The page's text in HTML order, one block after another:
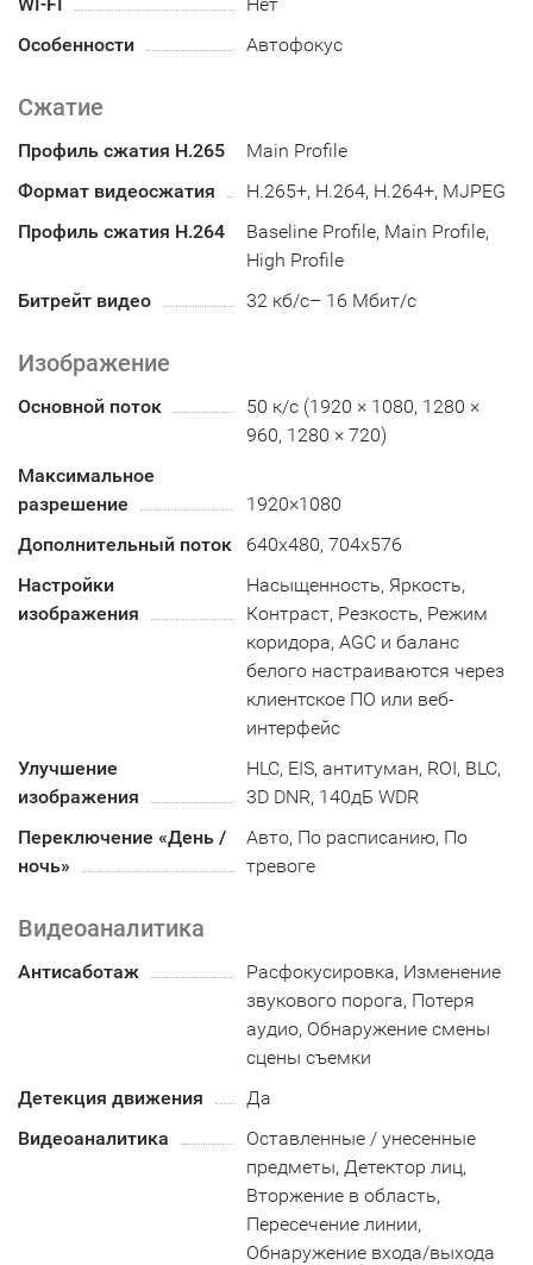
Особенности
Автофокус
Сжатие
Профиль сжатия H.265
Main Profile
Формат видеосжатия
H.265+, H.264, H.264+, MJPEG
Профиль сжатия H.264
Baseline Profile, Main Profile,
High Profile
Битрейт видео
32 кб/с– 16 Мбит/с
Изображение
Основной поток
50 к/с (1920 × 1080, 1280 ×
960, 1280 × 720)
Максимальное
разрешение
1920×1080
Дополнительный поток
640x480, 704x576
Настройки
изображения
Насыщенность, Яркость,
Контраст, Резкость, Режим
коридора, AGC и баланс
белого настраиваются через
клиентское ПО или веб-
интерфейс
Улучшение
изображения
HLC, EIS, антитуман, ROI, BLC,
3D DNR, 140дБ WDR
Переключение «День /
ночь»
Авто, По расписанию, По
тревоге
Видеоаналитика
Антисаботаж
Расфокусировка, Изменение
звукового порога, Потеря
аудио, Обнаружение смены
сцены съемки
Детекция движения
Да
Видеоаналитика
Оставленные / унесенные
предметы, Детектор лиц,
Вторжение в область,
Пересечение линии,
Обнаружение входа/выхода